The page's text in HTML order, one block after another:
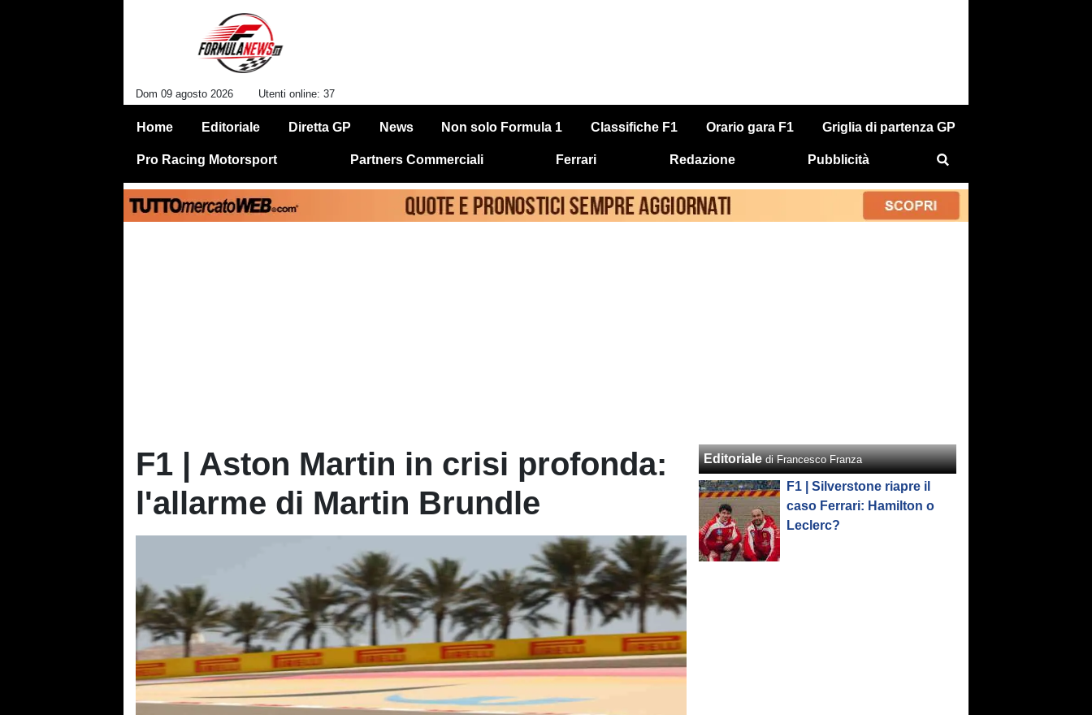
Dom 09 agosto 2026 Utenti online: 37
Home Editoriale Diretta GP News Non solo Formula 1 Classifiche F1 Orario gara F1 Griglia di partenza GP
Pro Racing Motorsport Partners Commerciali Ferrari Redazione Pubblicità
F1 | Aston Martin in crisi profonda:
l'allarme di Martin Brundle
Editoriale di Francesco Franza
F1 | Silverstone riapre il
caso Ferrari: Hamilton o
Leclerc?